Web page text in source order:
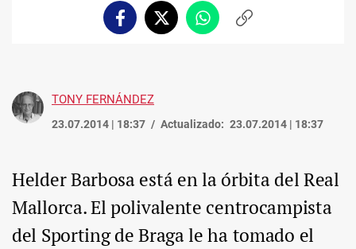
FacebookTwitterWhatsappCopiar
TONY FERNÁNDEZ
23.07.2014 | 18:37 Actualizado: 23.07.2014 | 18:37
Helder Barbosa está en la órbita del Real
Mallorca. El polivalente centrocampista
del Sporting de Braga le ha tomado el